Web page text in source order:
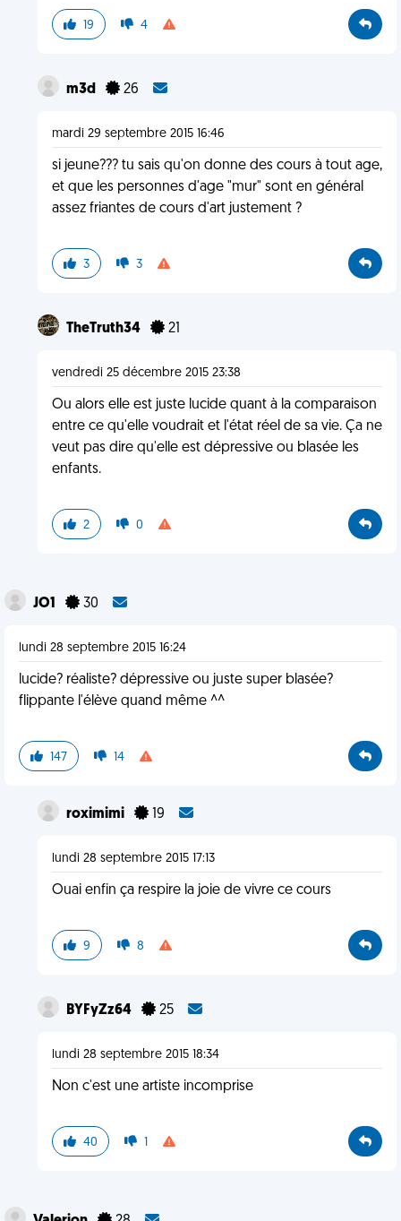
19 4
m3d 26
mardi 29 septembre 2015 16:46
si jeune??? tu sais qu'on donne des cours à tout age,
et que les personnes d'age "mur" sont en général
assez friantes de cours d'art justement ?
3 3
TheTruth34 21
vendredi 25 décembre 2015 23:38
Ou alors elle est juste lucide quant à la comparaison
entre ce qu'elle voudrait et l'état réel de sa vie. Ça ne
veut pas dire qu'elle est dépressive ou blasée les
enfants.
2 0
JO1 30
lundi 28 septembre 2015 16:24
lucide? réaliste? dépressive ou juste super blasée?
flippante l'élève quand même ^^
147 14
roximimi 19
lundi 28 septembre 2015 17:13
Ouai enfin ça respire la joie de vivre ce cours
9 8
BYFyZz64 25
lundi 28 septembre 2015 18:34
Non c'est une artiste incomprise
40 1